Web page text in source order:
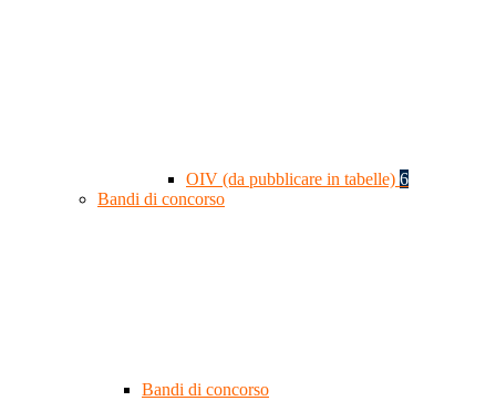
OIV (da pubblicare in tabelle) 6
Bandi di concorso
Bandi di concorso